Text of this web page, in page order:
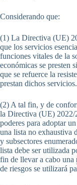
Considerando que:
(1) La Directiva (UE)
que los servicios
funciones vitales de la
económicas se presten
que se refuerce la
prestan dichos servicios.
(2) A tal fin, y de
la Directiva (UE) 2022/
poderes para adoptar
una lista no exhaustiva
y subsectores
lista debe ser utilizada
fin de llevar a cabo una
de riesgos se utilizará